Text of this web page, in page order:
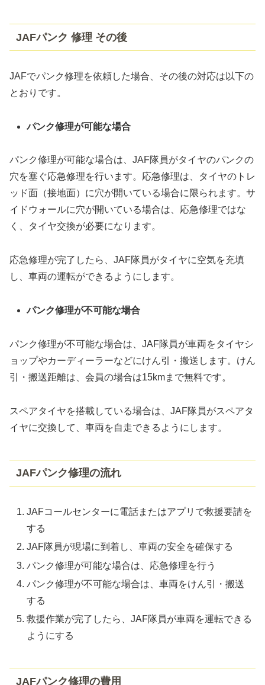
JAFパンク 修理 その後
JAFでパンク修理を依頼した場合、その後の対応は以下の
とおりです。
パンク修理が可能な場合
パンク修理が可能な場合は、JAF隊員がタイヤのパンクの
穴を塞ぐ応急修理を行います。応急修理は、タイヤのトレ
ッド面（接地面）に穴が開いている場合に限られます。サ
イドウォールに穴が開いている場合は、応急修理ではな
く、タイヤ交換が必要になります。
応急修理が完了したら、JAF隊員がタイヤに空気を充填
し、車両の運転ができるようにします。
パンク修理が不可能な場合
パンク修理が不可能な場合は、JAF隊員が車両をタイヤシ
ョップやカーディーラーなどにけん引・搬送します。けん
引・搬送距離は、会員の場合は15kmまで無料です。
スペアタイヤを搭載している場合は、JAF隊員がスペアタ
イヤに交換して、車両を自走できるようにします。
JAFパンク修理の流れ
JAFコールセンターに電話またはアプリで救援要請を
する
JAF隊員が現場に到着し、車両の安全を確保する
パンク修理が可能な場合は、応急修理を行う
パンク修理が不可能な場合は、車両をけん引・搬送
する
救援作業が完了したら、JAF隊員が車両を運転できる
ようにする
JAFパンク修理の費用